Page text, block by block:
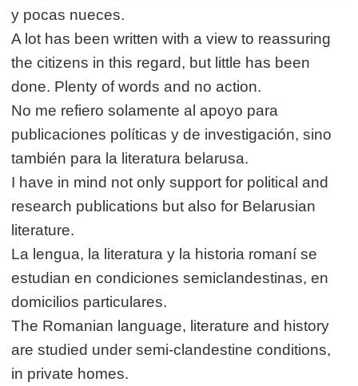
y pocas nueces.
A lot has been written with a view to reassuring
the citizens in this regard, but little has been
done. Plenty of words and no action.
No me refiero solamente al apoyo para
publicaciones políticas y de investigación, sino
también para la literatura belarusa.
I have in mind not only support for political and
research publications but also for Belarusian
literature.
La lengua, la literatura y la historia romaní se
estudian en condiciones semiclandestinas, en
domicilios particulares.
The Romanian language, literature and history
are studied under semi-clandestine conditions,
in private homes.